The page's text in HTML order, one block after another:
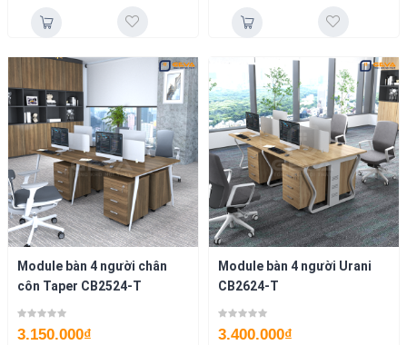
Module bàn 4 người chân
côn Taper CB2524-T
3.150.000₫
Module bàn 4 người Urani
CB2624-T
3.400.000₫